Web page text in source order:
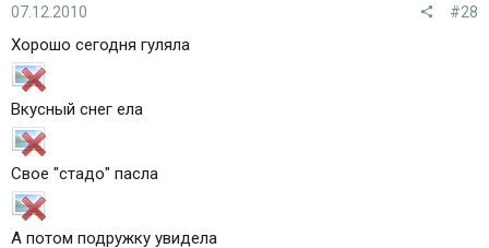
07.12.2010 #28
Хорошо сегодня гуляла
Вкусный снег ела
Свое "стадо" пасла
А потом подружку увидела